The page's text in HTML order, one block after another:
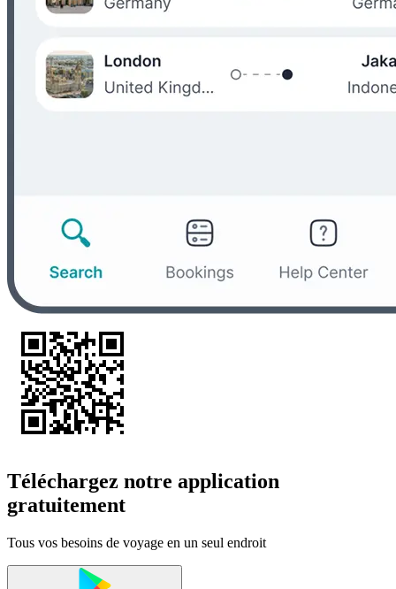
Téléchargez notre application
gratuitement
Tous vos besoins de voyage en un seul endroit